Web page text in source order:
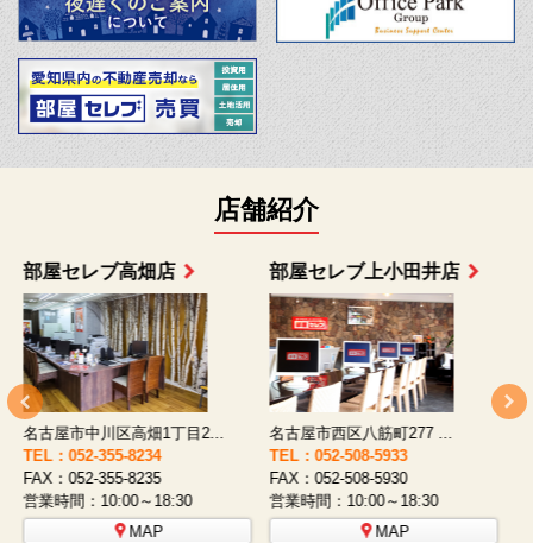
店舗紹介
部屋セレブ上小田井店
名古屋市西区八筋町277 ...
TEL：052-508-5933
FAX：052-508-5930
営業時間：10:00～18:30
MAP
部屋セレブ中村店
名古屋市中村区太閤通9-1...
TEL：052-481-0853
FAX：052-481-3587
営業時間：10:00～18:30
MAP